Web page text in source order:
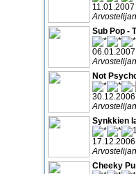
11.01.2007
Sub Pop -
06.01.2007
Not
30.12.2006
Synkkien
17.12.2006
Cheeky